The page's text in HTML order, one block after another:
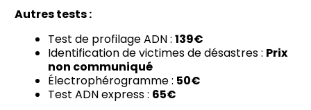
Autres tests :
Test de profilage ADN : 139€
Identification de victimes de désastres : Prix
non communiqué
Électrophérogramme : 50€
Test ADN express : 65€